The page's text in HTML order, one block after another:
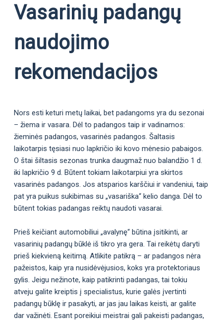
Vasarinių padangų
naudojimo
rekomendacijos
Nors esti keturi metų laikai, bet padangoms yra du sezonai
– žiema ir vasara. Dėl to padangos taip ir vadinamos:
žieminės padangos, vasarinės padangos. Šaltasis
laikotarpis tęsiasi nuo lapkričio iki kovo mėnesio pabaigos.
O štai šiltasis sezonas trunka daugmaž nuo balandžio 1 d.
iki lapkričio 9 d. Būtent tokiam laikotarpiui yra skirtos
vasarinės padangos. Jos atsparios karščiui ir vandeniui, taip
pat yra puikus sukibimas su „vasariška“ kelio danga. Dėl to
būtent tokias padangas reiktų naudoti vasarai.
Prieš keičiant automobiliui „avalynę“ būtina įsitikinti, ar
vasarinių padangų būklė iš tikro yra gera. Tai reikėtų daryti
prieš kiekvieną keitimą. Atlikite patikrą – ar padangos nėra
pažeistos, kaip yra nusidėvėjusios, koks yra protektoriaus
gylis. Jeigu nežinote, kaip patikrinti padangas, tai tokiu
atveju galite kreiptis į specialistus, kurie galės įvertinti
padangų būklę ir pasakyti, ar jas jau laikas keisti, ar galite
dar važinėti. Esant poreikiui meistrai gali pakeisti padangas,